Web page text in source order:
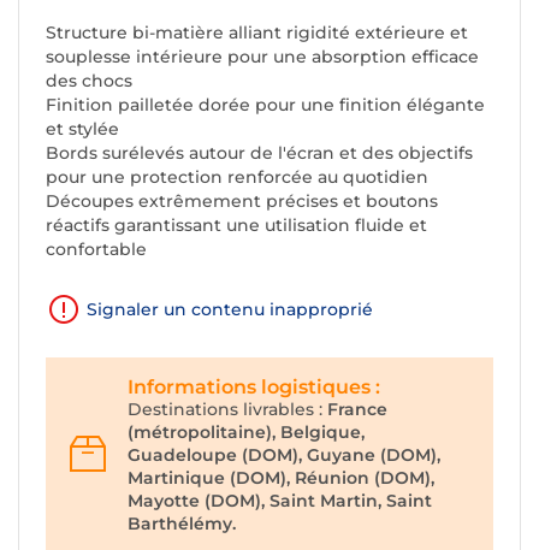
Structure bi-matière alliant rigidité extérieure et
souplesse intérieure pour une absorption efficace
des chocs
Finition pailletée dorée pour une finition élégante
et stylée
Bords surélevés autour de l'écran et des objectifs
pour une protection renforcée au quotidien
Découpes extrêmement précises et boutons
réactifs garantissant une utilisation fluide et
confortable
Signaler un contenu inapproprié
Informations logistiques :
Destinations livrables : France
(métropolitaine), Belgique,
Guadeloupe (DOM), Guyane (DOM),
Martinique (DOM), Réunion (DOM),
Mayotte (DOM), Saint Martin, Saint
Barthélémy.